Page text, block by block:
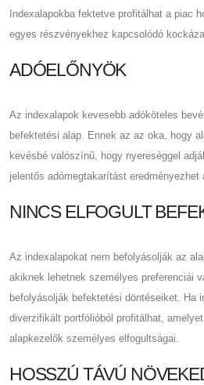
Indexalapokba fektetve profitálhat a piac
egyes részvényekhez kapcsolódó
ADÓELŐNYÖK
Az indexalapok kevesebb adóköteles
befektetési alap. Ennek az az oka, hogy
kevésbé valószínű, hogy nyereséggel
jelentős adómegtakarítást eredményezhet
NINCS ELFOGULT
Az indexalapokat nem befolyásolják az
akiknek lehetnek személyes preferenciái
befolyásolják befektetési döntéseiket. Ha
diverzifikált portfólióból profitálhat,
alapkezelők személyes elfogultságai.
HOSSZÚ TÁVÚ